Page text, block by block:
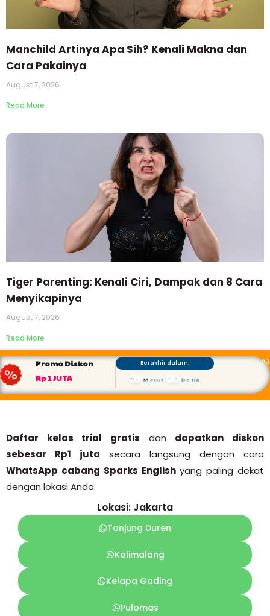
Manchild Artinya Apa Sih? Kenali Makna dan
Cara Pakainya
August 7, 2026
Read More
Tiger Parenting: Kenali Ciri, Dampak dan 8 Cara
Menyikapinya
August 7, 2026
Read More
Promo Diskon
Rp 1 JUTA
Berakhir dalam:
56 Menit: 53 Detik
Daftar kelas trial gratis dan dapatkan diskon
sebesar Rp1 juta secara langsung dengan cara
WhatsApp cabang Sparks Englishyang paling dekat
dengan lokasi Anda.
Lokasi: Jakarta
Tanjung Duren
Kalimalang
Kelapa Gading
Pulomas